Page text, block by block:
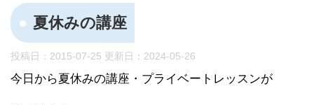
夏休みの講座
投稿日：2015-07-25 更新日： 2024-05-26
今日から夏休みの講座・プライベートレッスンが